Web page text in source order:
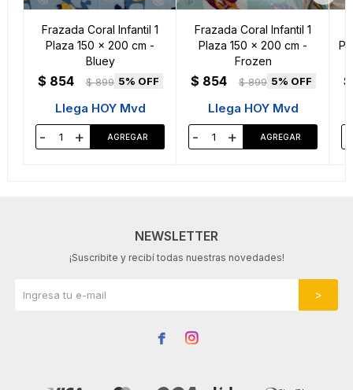
Frazada Coral Infantil 1
Plaza 150 x 200 cm -
Bluey
$ 854 $ 899 5
Llega HOY Mvd
- +
Frazada Coral Infantil 1
Plaza 150 x 200 cm -
Frozen
$ 854 $ 899 5
Llega HOY Mvd
- +
$
NEWSLETTER
¡Suscribite y recibí todas nuestras novedades!
 